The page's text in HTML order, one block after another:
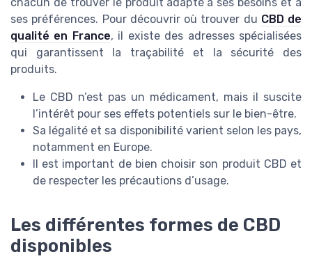
ses préférences. Pour découvrir où trouver du CBD de
qualité en France, il existe des adresses spécialisées
qui garantissent la traçabilité et la sécurité des
produits.
Le CBD n’est pas un médicament, mais il suscite
l’intérêt pour ses effets potentiels sur le bien-être.
Sa légalité et sa disponibilité varient selon les pays,
notamment en Europe.
Il est important de bien choisir son produit CBD et
de respecter les précautions d’usage.
Les différentes formes de CBD
disponibles